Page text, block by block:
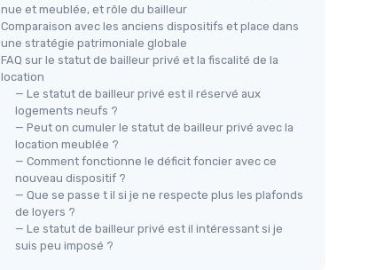
nue et meublée, et rôle du bailleur
Comparaison avec les anciens dispositifs et place dans
une stratégie patrimoniale globale
FAQ sur le statut de bailleur privé et la fiscalité de la
location
— Le statut de bailleur privé est il réservé aux
logements neufs ?
— Peut on cumuler le statut de bailleur privé avec la
location meublée ?
— Comment fonctionne le déficit foncier avec ce
nouveau dispositif ?
— Que se passe t il si je ne respecte plus les plafonds
de loyers ?
— Le statut de bailleur privé est il intéressant si je
suis peu imposé ?